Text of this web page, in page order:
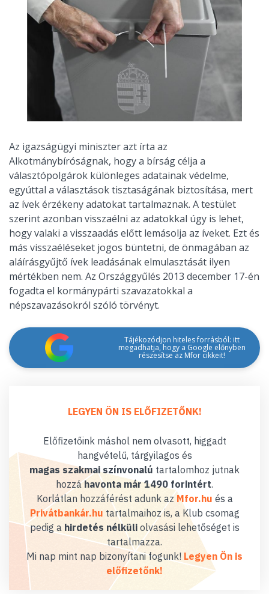
Az igazságügyi miniszter azt írta az
Alkotmánybíróságnak, hogy a bírság célja a
választópolgárok különleges adatainak védelme,
egyúttal a választások tisztaságának biztosítása, mert
az ívek érzékeny adatokat tartalmaznak. A testület
szerint azonban visszaélni az adatokkal úgy is lehet,
hogy valaki a visszaadás előtt lemásolja az íveket. Ezt és
más visszaéléseket jogos büntetni, de önmagában az
aláírásgyűjtő ívek leadásának elmulasztását ilyen
mértékben nem. Az Országgyűlés 2013 december 17-én
fogadta el kormánypárti szavazatokkal a
népszavazásokról szóló törvényt.
Tájékozódjon hiteles forrásból: itt
megadhatja, hogy a Google előnyben
részesítse az Mfor cikkeit!
LEGYEN ÖN IS ELŐFIZETŐNK!
Előfizetőink máshol nem olvasott, higgadt
hangvételű, tárgyilagos és
magas szakmai színvonalú tartalomhoz jutnak
hozzáhavonta már 1490 forintért.
Korlátlan hozzáférést adunk az Mfor.hu és a
Privátbankár.hu tartalmaihoz is, a Klub csomag
pedig a hirdetés nélküliolvasási lehetőséget is
tartalmazza.
Mi nap mint nap bizonyítani fogunk! Legyen Ön is
előfizetőnk!